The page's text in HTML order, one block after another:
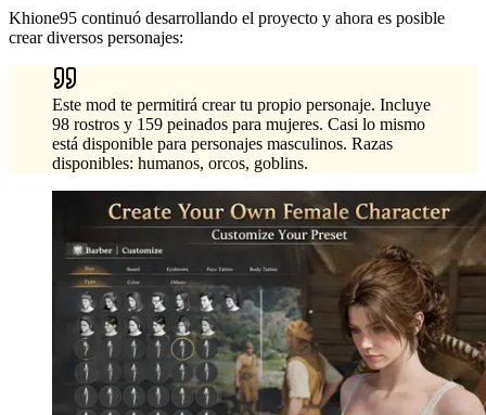
Khione95 continuó desarrollando el proyecto y ahora es posible
crear diversos personajes:
Este mod te permitirá crear tu propio personaje. Incluye
98 rostros y 159 peinados para mujeres. Casi lo mismo
está disponible para personajes masculinos. Razas
disponibles: humanos, orcos, goblins.